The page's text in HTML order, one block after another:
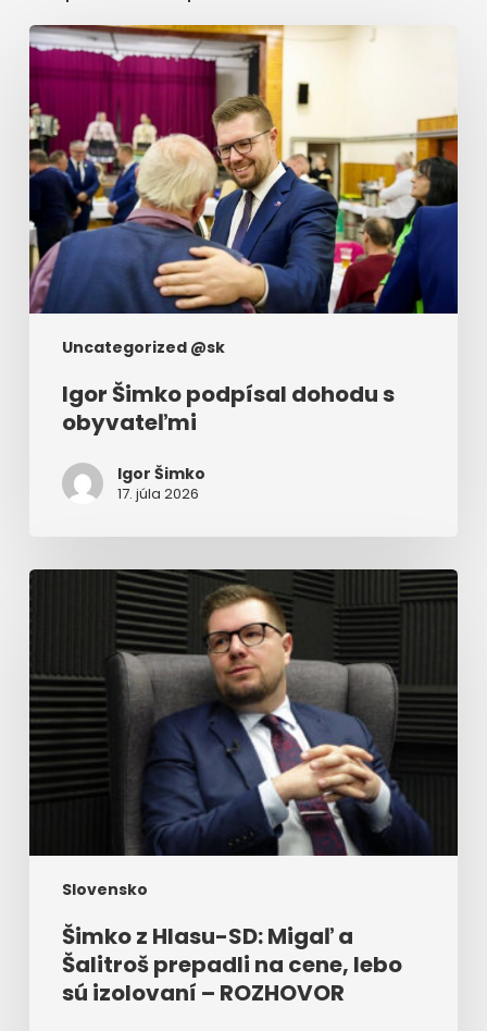
Uncategorized @sk
Igor
Šimko
podpísal
dohodu
s
obyvateľmi
Igor Šimko podpísal dohodu s
obyvateľmi
Igor Šimko
17. júla 2026
Slovensko
Šimko
z
Hlasu-
Migaľ
a
Šalitroš
prepadli
na
cene,
Šimko z Hlasu-SD: Migaľ a
Šalitroš prepadli na cene, lebo
sú izolovaní – ROZHOVOR